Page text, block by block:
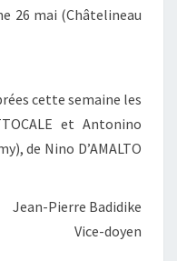
26 mai (Châtelineau
cette semaine les
et Antonino
de Nino D’AMALTO
Jean-Pierre Badidike
Vice-doyen